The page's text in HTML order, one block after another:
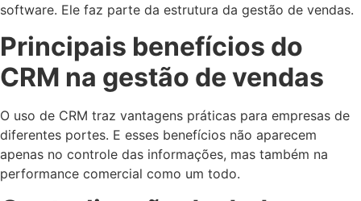
software. Ele faz parte da estrutura da gestão de vendas.
Principais benefícios do
CRM na gestão de vendas
O uso de CRM traz vantagens práticas para empresas de
diferentes portes. E esses benefícios não aparecem
apenas no controle das informações, mas também na
performance comercial como um todo.